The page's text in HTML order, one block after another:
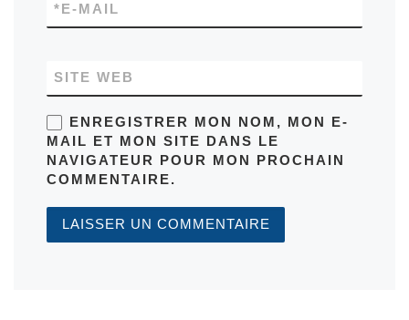
E-MAIL
*
SITE WEB
ENREGISTRER MON NOM, MON E-
MAIL ET MON SITE DANS LE
NAVIGATEUR POUR MON PROCHAIN
COMMENTAIRE.